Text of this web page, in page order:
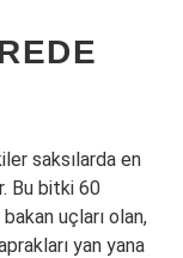
saksılarda en
Bu bitki 60
uçları olan,
yan yana